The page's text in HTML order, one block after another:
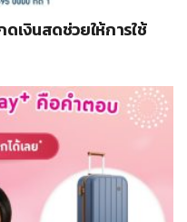
เงินสดช่วยให้การใช้